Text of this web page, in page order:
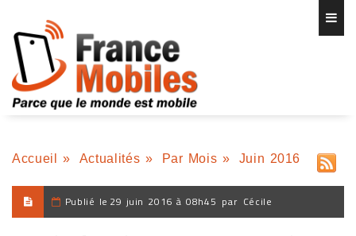
Accueil » Actualités » Par Mois » Juin 2016
Publié le 29 juin 2016 à 08h45 par Cécile